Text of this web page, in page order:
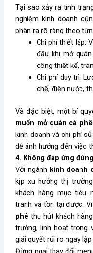
Tại sao xảy ra tình
nghiệm kinh doanh
phân ra rõ ràng theo
Chi phí thiết lập:
đầu khi mở
công thiết kế,
Chi phí duy trì:
chế, điện nước,
Và đặc biệt, một bí
muốn mở quán cà phê
kinh doanh và chi phí
dễ ảnh hưởng đến việc
4. Không đáp ứng
Với ngành kinh doanh
kịp xu hướng thị
khách hàng mục tiêu
tranh và tồn tại được.
phê thu hút khách
trường, linh hoạt trong
giải quyết rủi ro ngay
Đừng ngại thay đổi